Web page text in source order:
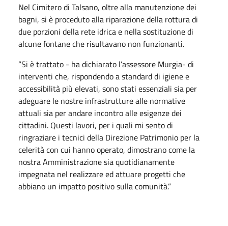
Nel Cimitero di Talsano, oltre alla manutenzione dei
bagni, si è proceduto alla riparazione della rottura di
due porzioni della rete idrica e nella sostituzione di
alcune fontane che risultavano non funzionanti.
“Si è trattato - ha dichiarato l’assessore Murgia- di
interventi che, rispondendo a standard di igiene e
accessibilità più elevati, sono stati essenziali sia per
adeguare le nostre infrastrutture alle normative
attuali sia per andare incontro alle esigenze dei
cittadini. Questi lavori, per i quali mi sento di
ringraziare i tecnici della Direzione Patrimonio per la
celerità con cui hanno operato, dimostrano come la
nostra Amministrazione sia quotidianamente
impegnata nel realizzare ed attuare progetti che
abbiano un impatto positivo sulla comunità.”